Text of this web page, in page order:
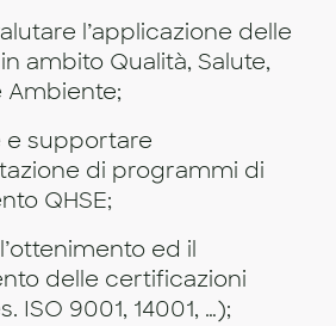
l’applicazione delle
ambito Qualità, Salute,
Ambiente;
e supportare
di programmi di
QHSE;
ed il
delle certificazioni
ISO 9001, 14001, …);